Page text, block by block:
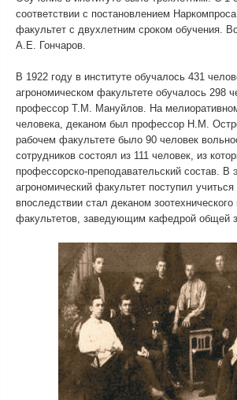
соответствии с постановлением
факультет с двухлетним сроком обучения.
А.Е. Гончаров.
В 1922 году в институте обучалось 431
агрономическом факультете обучалось 298
профессор Т.М. Мануйлов. На
человека, деканом был профессор Н.М.
рабочем факультете было 90 человек
сотрудников состоял из 111 человек, из
профессорско-преподавательский состав. В
агрономический факультет поступил
впоследствии стал деканом зоотехнического
факультетов, заведующим кафедрой общей